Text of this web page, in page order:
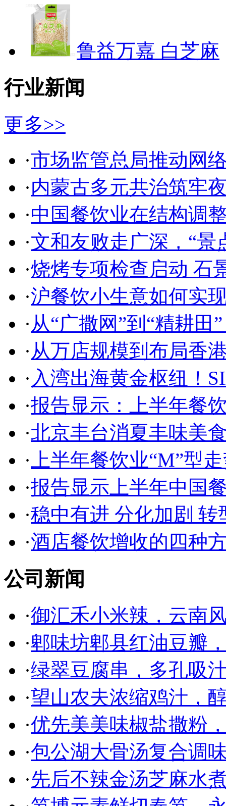
鲁益万嘉 白芝麻
行业新闻
更多>>
·市场监管总局推动网
·内蒙古多元共治筑牢
·中国餐饮业在结构调
·文和友败走广深，“景
·烧烤专项检查启动 石
·沪餐饮小生意如何实
·从“广撒网”到“精耕田
·从万店规模到布局香
· 入湾出海黄金枢纽！
·报告显示：上半年餐
·北京丰台消夏丰味美
· 上半年餐饮业“M”型
·报告显示上半年中国
·稳中有进 分化加剧
·酒店餐饮增收的四种
公司新闻
·御汇禾小米辣，云南
·郫味坊郫县红油豆瓣
·绿翠豆腐串，多孔吸
·望山农夫浓缩鸡汁，
·优先美美味椒盐撒粉
·包公湖大骨汤复合调
·先后不辣金汤芝麻水